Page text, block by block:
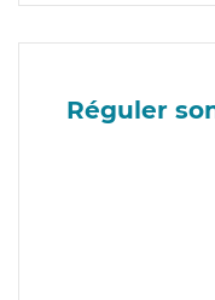
Réguler